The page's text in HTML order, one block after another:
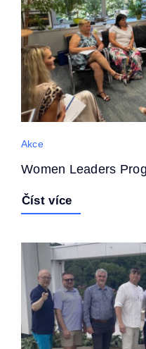
Akce
Women Leaders
Číst více